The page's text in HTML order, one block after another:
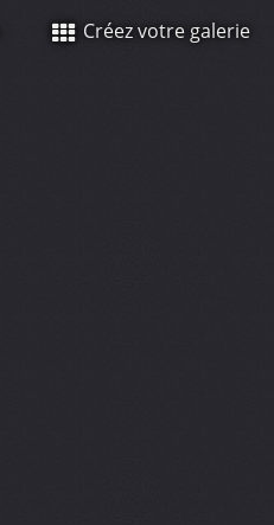
Créez votre galerie